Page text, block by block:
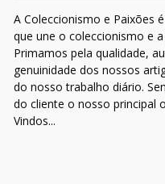
A Coleccionismo e Paixões
que une o coleccionismo e
Primamos pela qualidade,
genuinidade dos nossos
do nosso trabalho diário.
do cliente o nosso principal
Vindos...